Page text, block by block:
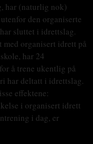
har (naturlig nok)
den organiserte
sluttet i idrettslag.
med organisert idrett på
har 24
å trene ukentlig på
har deltatt i idrettslag.
effektene:
i organisert idrett
i dag, er